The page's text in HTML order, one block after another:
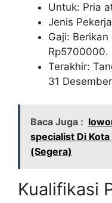
Untuk: Pria
Jenis
Gaji:
Rp5700000.
Terakhir:
31
Baca Juga :
specialist Di
(Segera)
Kualifikasi